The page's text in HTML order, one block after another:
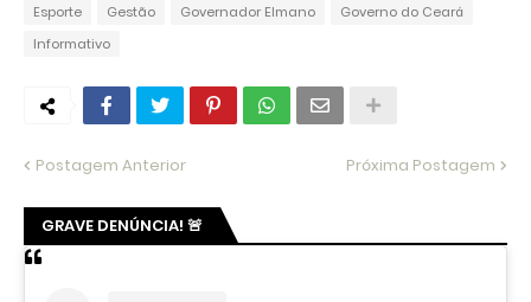
Esporte
Gestão Governador Elmano
Governo do Ceará
Informativo
Postagem Anterior Próxima Postagem
GRAVE DENÚNCIA! 🚨